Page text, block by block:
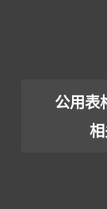
公用表